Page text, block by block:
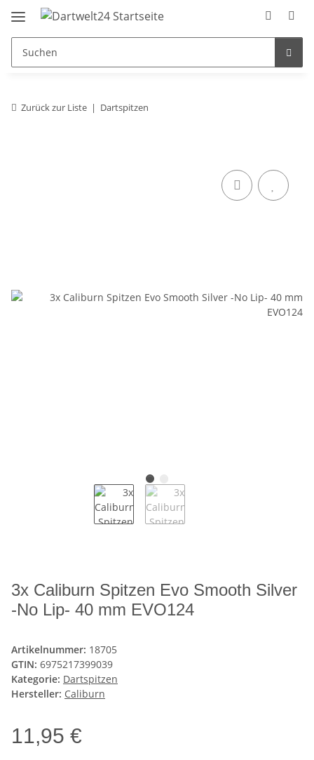
Zurück zur Liste Dartspitzen
3x Caliburn Spitzen Evo Smooth Silver
-No Lip- 40 mm EVO124
Artikelnummer: 18705
GTIN: 6975217399039
Kategorie: Dartspitzen
Hersteller: Caliburn
11,95 €